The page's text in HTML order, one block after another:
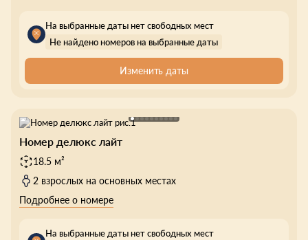
На выбранные даты нет свободных мест
Не найдено номеров на выбранные даты
Изменить даты
Номер делюкс лайт
18.5 м²
2 взрослых на основных местах
Подробнее о номере
На выбранные даты нет свободных мест